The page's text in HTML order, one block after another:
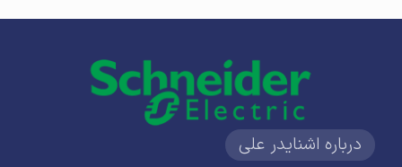
درباره اشنایدر علی